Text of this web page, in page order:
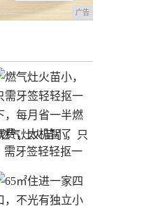
广告
气灶火苗小，只
需牙签轻轻抠一